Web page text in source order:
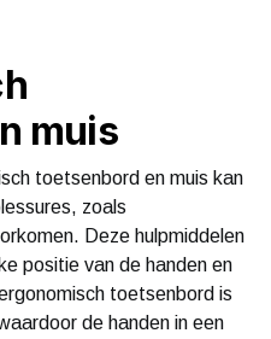
muis
toetsenbord en muis kan
zoals
Deze hulpmiddelen
positie van de handen en
toetsenbord is
de handen in een